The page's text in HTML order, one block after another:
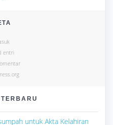
entri
untuk Akta Kelahiran